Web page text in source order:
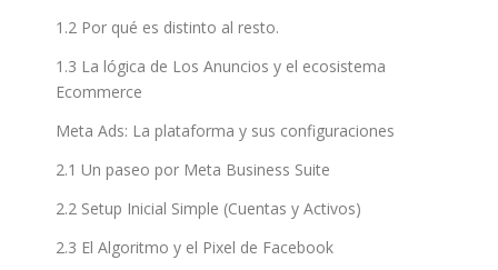
1.2 Por qué es distinto al resto.
1.3 La lógica de Los Anuncios y el ecosistema
Ecommerce
Meta Ads: La plataforma y sus configuraciones
2.1 Un paseo por Meta Business Suite
2.2 Setup Inicial Simple (Cuentas y Activos)
2.3 El Algoritmo y el Pixel de Facebook